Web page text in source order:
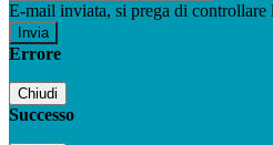
E-mail inviata, si prega di controllare
Errore
Chiudi
Successo